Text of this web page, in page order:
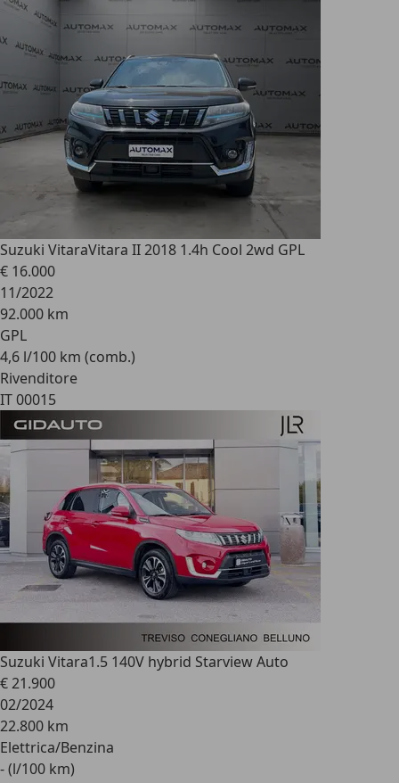
Suzuki VitaraVitara II 2018 1.4h Cool 2wd GPL
€ 16.000
11/2022
92.000 km
GPL
4,6 l/100 km (comb.)
Rivenditore
IT 00015
Suzuki Vitara1.5 140V hybrid Starview Auto
€ 21.900
02/2024
22.800 km
Elettrica/Benzina
- (l/100 km)